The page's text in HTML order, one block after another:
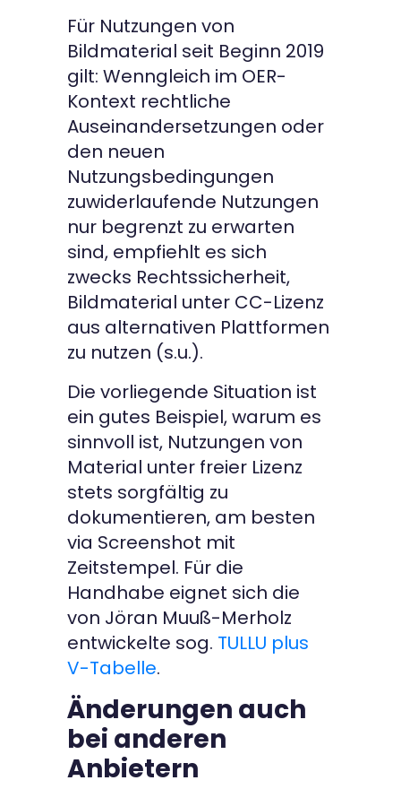
Für Nutzungen von
Bildmaterial seit Beginn 2019
gilt: Wenngleich im OER-
Kontext rechtliche
Auseinandersetzungen oder
den neuen
Nutzungsbedingungen
zuwiderlaufende Nutzungen
nur begrenzt zu erwarten
sind, empfiehlt es sich
zwecks Rechtssicherheit,
Bildmaterial unter CC-Lizenz
aus alternativen Plattformen
zu nutzen (s.u.).
Die vorliegende Situation ist
ein gutes Beispiel, warum es
sinnvoll ist, Nutzungen von
Material unter freier Lizenz
stets sorgfältig zu
dokumentieren, am besten
via Screenshot mit
Zeitstempel. Für die
Handhabe eignet sich die
von Jöran Muuß-Merholz
entwickelte sog. TULLU plus
V-Tabelle.
Änderungen auch
bei anderen
Anbietern